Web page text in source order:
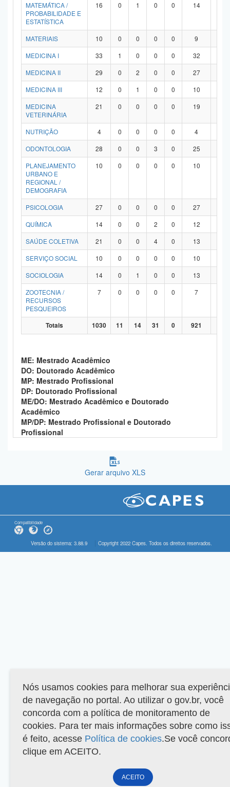
MATEMÁTICA /
PROBABILIDADE E
ESTATÍSTICA
16 0 1 0 0 14
MATERIAIS 10 0 0 0 0 9
MEDICINA I
33 1 0 0 0 32
MEDICINA II
29 0 2 0 0 27
MEDICINA III
12 0 1 0 0 10
MEDICINA
VETERINÁRIA
21 0 0 0 0 19
NUTRIÇÃO 4 0 0 0 0 4
ODONTOLOGIA
28 0 0 3 0 25
PLANEJAMENTO
URBANO E
REGIONAL /
DEMOGRAFIA
10 0 0 0 0 10
PSICOLOGIA 27 0 0 0 0 27
QUÍMICA
14 0 0 2 0 12
SAÚDE COLETIVA
21 0 0 4 0 13
SERVIÇO SOCIAL
10 0 0 0 0 10
SOCIOLOGIA
14 0 1 0 0 13
ZOOTECNIA /
RECURSOS
PESQUEIROS
7 0 0 0 0 7
Totais 1030 11 14 31 0 921
ME: Mestrado Acadêmico
DO: Doutorado Acadêmico
MP: Mestrado Profissional
DP: Doutorado Profissional
ME/DO: Mestrado Acadêmico e Doutorado
Acadêmico
MP/DP: Mestrado Profissional e Doutorado
Profissional
Gerar arquivo XLS
Compatibilidade
Versão do sistema: 3.88.9 Copyright 2022 Capes. Todos os direitos reservados.
Nós usamos cookies para melhorar sua
de navegação no portal. Ao utilizar o gov.br, você
concorda com a política de monitoramento de
cookies. Para ter mais informações sobre como
é feito, acesse Política de cookies.Se você
clique em ACEITO.
ACEITO